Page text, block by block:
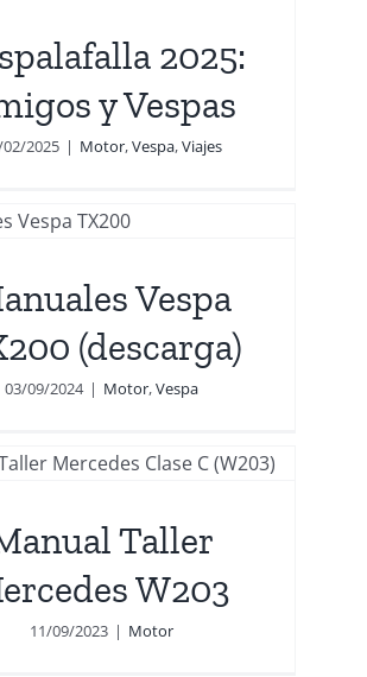
2025:
y Vespas
2025 | Motor,Vespa,Viajes
Vespa
(descarga)
03/09/2024 | Motor,Vespa
Taller
W203
11/09/2023 | Motor